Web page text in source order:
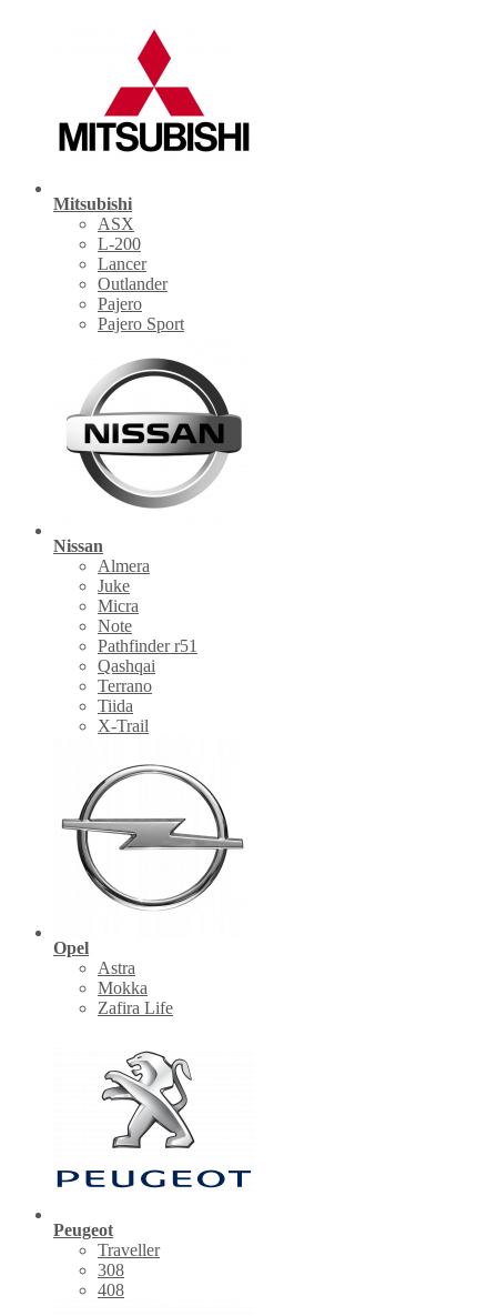
Mitsubishi
ASX
L-200
Lancer
Outlander
Pajero
Pajero Sport
Nissan
Almera
Juke
Micra
Note
Pathfinder r51
Qashqai
Terrano
Tiida
X-Trail
Opel
Astra
Mokka
Zafira Life
Peugeot
Traveller
308
408